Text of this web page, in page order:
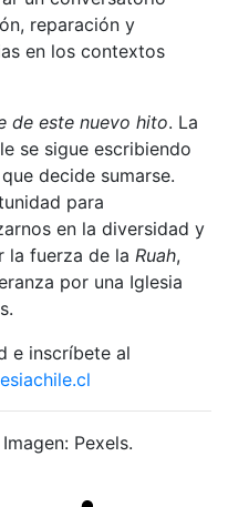
reparación y
en los contextos
de este nuevo hito. La
se sigue escribiendo
decide sumarse.
para
en la diversidad y
la fuerza de la Ruah,
por una Iglesia
e inscríbete al
Pexels.